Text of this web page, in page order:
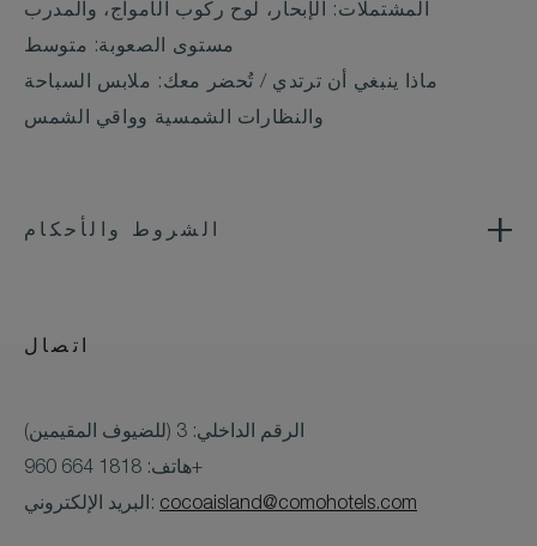
المشتملات: الإبحار، لوح ركوب الأمواج، والمدرب
مستوى الصعوبة: متوسط
ماذا ينبغي أن ترتدي / تُحضر معك: ملابس السباحة
والنظارات الشمسية وواقي الشمس
الشروط والأحكام
اتصال
الرقم الداخلي: 3 (للضيوف المقيمين)
هاتف: 1818 664 960+
البريد الإلكتروني: cocoaisland@comohotels.com